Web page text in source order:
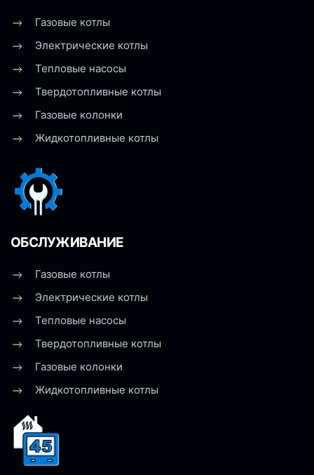
Газовые котлы
Электрические котлы
Тепловые насосы
Твердотопливные котлы
Газовые колонки
Жидкотопливные котлы
ОБСЛУЖИВАНИЕ
Газовые котлы
Электрические котлы
Тепловые насосы
Твердотопливные котлы
Газовые колонки
Жидкотопливные котлы